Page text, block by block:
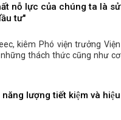
nỗ lực của chúng ta là sử
tư"
kiêm Phó viện trưởng Viện
thách thức cũng như cơ
lượng tiết kiệm và hiệu